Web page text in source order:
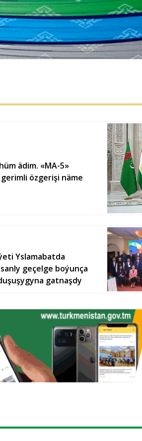
ädim. «MA-5»
özgerişi näme
Yslamabatda
sanly geçelge boýunça
gatnaşdy